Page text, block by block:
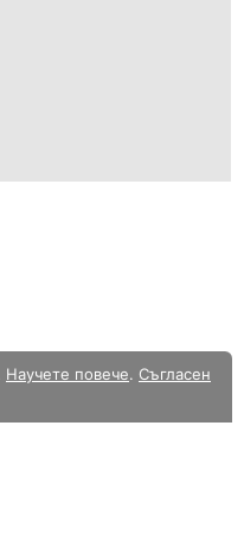
Научете повече. Съгласен